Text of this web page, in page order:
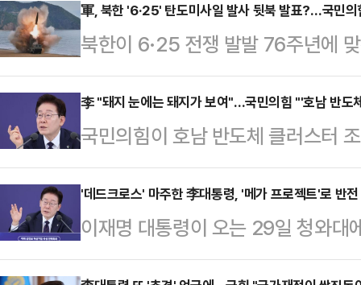
후 공개된 일본 아사히 신문과의 인
장, 이 대표와 함께 역할을 할 것인
복하고 국민 신뢰를 얻어 정권을 되
누구와도 협력하겠다"고 밝혔다.오
것을 두고선 "보수 재건에 대한 열
명 정권의 실…
軍, 북한 '6·25' 탄도미사일 발사 뒷북 발표?…국민의
북한이 6·25 전쟁 발발 76주년에
하루 지나 해당 사실을 발표했다.
를 강조하기 위해 의도적으로 미사
국민의힘 의원은 28일 페이스북을
사했지만, 정부는 하루가 지나 북한
사된 방사포 등 십여 발을 포착했다
우겠다고 국가의 안위를 내팽개쳐
26일 오전 북…
李 "돼지 눈에는 돼지가 보여"…국민의힘 "'호남 반도
국민의힘이 호남 반도체 클러스터
게 반박하자 "정부의 갑작스러운
시장이 일제히 우려를 표하는 것은
수석대변인은 28일 논평을 통해 "
면서 이같이 말했다.앞서 이 대통령
'데드크로스' 마주한 李대통령, '메가 프로젝트'로 반
이재명 대통령이 오는 29일 청와대
국민보고회'를 직접 주재한다. 반